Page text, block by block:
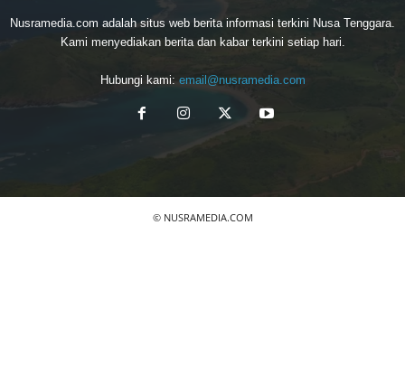
Nusramedia.com adalah situs web berita informasi terkini Nusa Tenggara.
Kami menyediakan berita dan kabar terkini setiap hari.
Hubungi kami: email@nusramedia.com
© NUSRAMEDIA.COM